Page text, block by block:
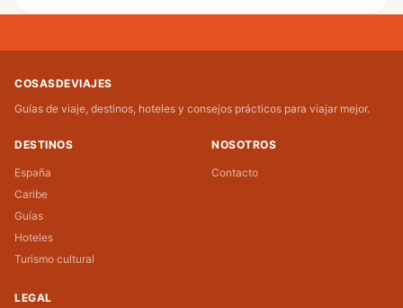
COSASDEVIAJES
Guías de viaje, destinos, hoteles y consejos prácticos para viajar mejor.
DESTINOS
España
Caribe
Guías
Hoteles
Turismo cultural
NOSOTROS
Contacto
LEGAL